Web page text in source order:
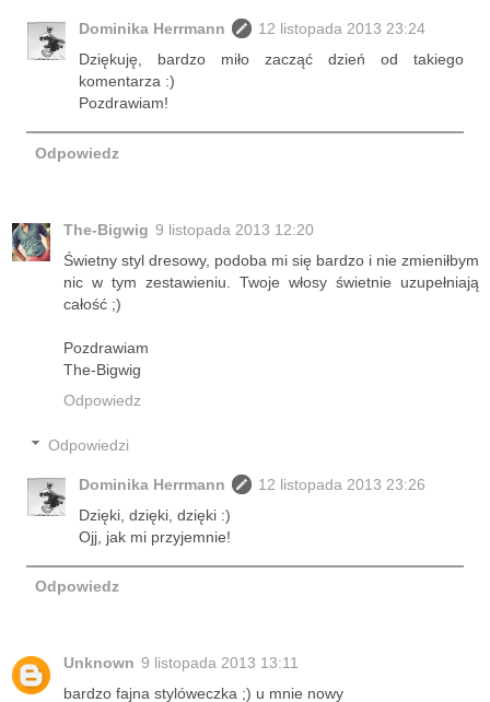
Dominika Herrmann
12 listopada 2013 23:24
Dziękuję, bardzo miło zacząć dzień od takiego
komentarza :)
Pozdrawiam!
Odpowiedz
The-Bigwig 9 listopada 2013 12:20
Świetny styl dresowy, podoba mi się bardzo i nie zmieniłbym
nic w tym zestawieniu. Twoje włosy świetnie uzupełniają
całość ;)
Pozdrawiam
The-Bigwig
Odpowiedz
Odpowiedzi
Dominika Herrmann
12 listopada 2013 23:26
Dzięki, dzięki, dzięki :)
Ojj, jak mi przyjemnie!
Odpowiedz
Unknown 9 listopada 2013 13:11
bardzo fajna stylóweczka ;) u mnie nowy